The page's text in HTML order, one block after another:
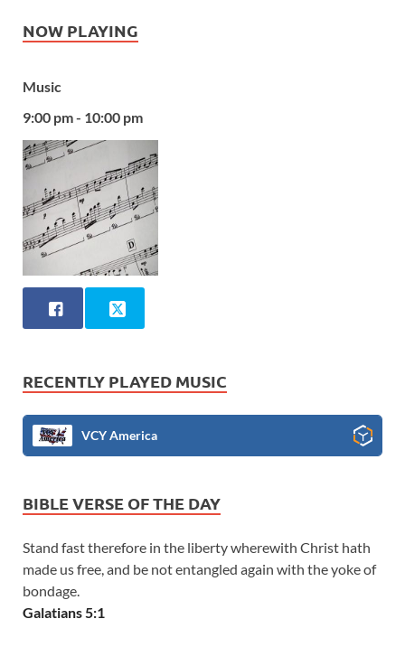
NOW PLAYING
Music
9:00 pm - 10:00 pm
RECENTLY PLAYED MUSIC
VCY America
BIBLE VERSE OF THE DAY
Stand fast therefore in the liberty wherewith Christ hath
made us free, and be not entangled again with the yoke of
bondage.
Galatians 5:1